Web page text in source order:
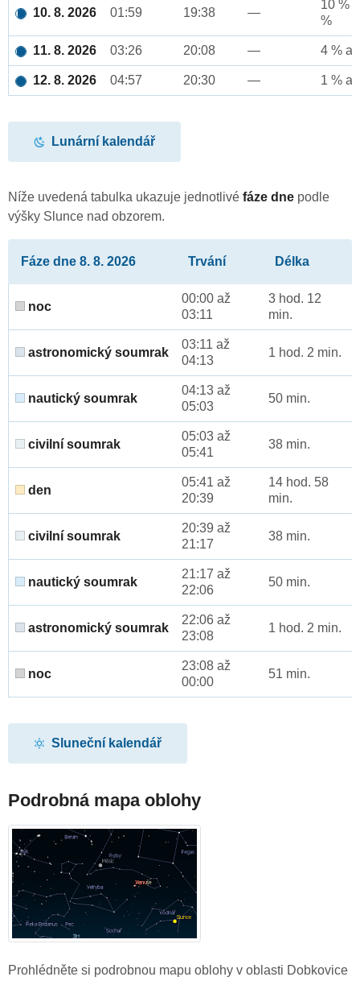
10. 8. 2026 01:59 19:38 —
10 %
%
11. 8. 2026 03:26 20:08 — 4 %
12. 8. 2026 04:57 20:30 — 1 %
Lunární kalendář
Níže uvedená tabulka ukazuje jednotlivé fáze dne podle
výšky Slunce nad obzorem.
Fáze dne 8. 8. 2026 Trvání Délka
noc
00:00 až
03:11
3 hod. 12
min.
astronomický soumrak
03:11 až
04:13
1 hod. 2 min.
nautický soumrak
04:13 až
05:03
50 min.
civilní soumrak
05:03 až
05:41
38 min.
den
05:41 až
20:39
14 hod. 58
min.
civilní soumrak
20:39 až
21:17
38 min.
nautický soumrak
21:17 až
22:06
50 min.
astronomický soumrak
22:06 až
23:08
1 hod. 2 min.
noc
23:08 až
00:00
51 min.
Sluneční kalendář
Podrobná mapa oblohy
Prohlédněte si podrobnou mapu oblohy v oblasti Dobkovice